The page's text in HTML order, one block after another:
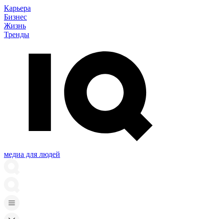
Карьера
Бизнес
Жизнь
Тренды
медиа для людей